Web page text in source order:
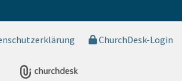
ChurchDesk-Login